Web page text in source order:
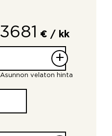
3681 € / kk
+
Asunnon velaton hinta